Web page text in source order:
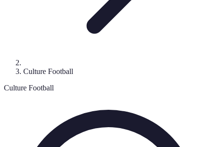
Culture Football
Culture Football